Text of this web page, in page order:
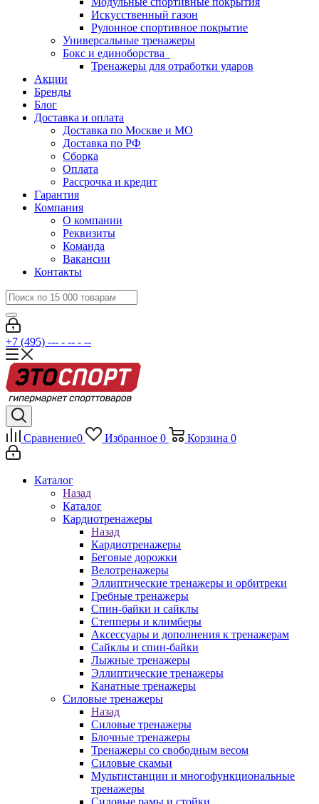
Искусственный газон
Рулонное спортивное покрытие
Универсальные тренажеры
Бокс и единоборства
Тренажеры для отработки ударов
Акции
Бренды
Блог
Доставка и оплата
Доставка по Москве и МО
Доставка по РФ
Сборка
Оплата
Рассрочка и кредит
Гарантия
Компания
О компании
Реквизиты
Команда
Вакансии
Контакты
+7 (495) --- - -- - --
Сравнение0 Избранное 0 Корзина 0
Каталог
Назад
Каталог
Кардиотренажеры
Назад
Кардиотренажеры
Беговые дорожки
Велотренажеры
Эллиптические тренажеры и орбитреки
Гребные тренажеры
Спин-байки и сайклы
Степперы и климберы
Аксессуары и дополнения к тренажерам
Сайклы и спин-байки
Лыжные тренажеры
Эллиптические тренажеры
Канатные тренажеры
Силовые тренажеры
Назад
Силовые тренажеры
Блочные тренажеры
Тренажеры со свободным весом
Силовые скамьи
Мультистанции и многофункциональные
тренажеры
Силовые рамы и стойки